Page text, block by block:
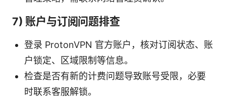
7) 账户与订阅问题排查
登录 ProtonVPN 官方账户，核对订阅状态、账
户锁定、区域限制等信息。
检查是否有新的计费问题导致账号受限，必要
时联系客服解锁。